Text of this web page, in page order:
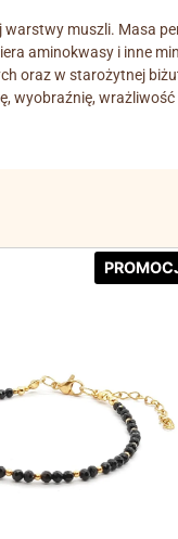
muszli. Masa
aminokwasy i inne
oraz w starożytnej
wyobraźnię,